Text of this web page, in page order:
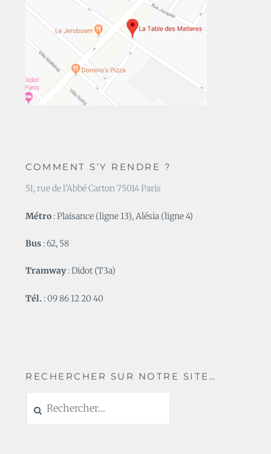
COMMENT S’Y RENDRE ?
51, rue de l’Abbé Carton 75014 Paris
Métro : Plaisance (ligne 13), Alésia (ligne 4)
Bus : 62, 58
Tramway: Didot (T3a)
Tél. : 09 86 12 20 40
RECHERCHER SUR NOTRE SITE…